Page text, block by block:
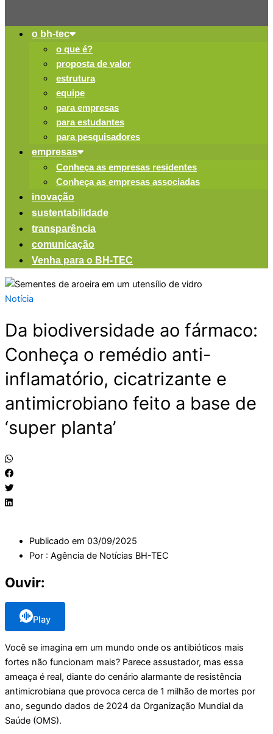
o bh-tec
o que é?
proposta de valor
estrutura
equipe
para empresas
para estudantes
para pesquisadores
empresas
Conheça as empresas residentes
Conheça as empresas associadas
inovação
sustentabilidade
transparência
comunicação
Venha para o BH-TEC
Notícia
Da biodiversidade ao fármaco:
Conheça o remédio anti-
inflamatório, cicatrizante e
antimicrobiano feito a base de
‘super planta’
Publicado em 03/09/2025
Por : Agência de Notícias BH-TEC
Ouvir:
Play
Você se imagina em um mundo onde os antibióticos mais
fortes não funcionam mais? Parece assustador, mas essa
ameaça é real, diante do cenário alarmante de resistência
antimicrobiana que provoca cerca de 1 milhão de mortes por
ano, segundo dados de 2024 da Organização Mundial da
Saúde (OMS).